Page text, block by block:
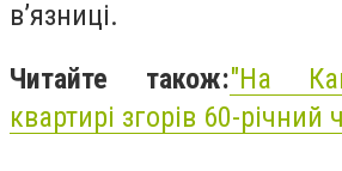
в’язниці.
Читайте також:"На
квартирі згорів 60-річний